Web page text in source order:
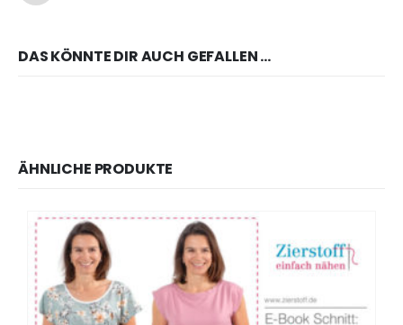
DAS KÖNNTE DIR AUCH GEFALLEN …
ÄHNLICHE PRODUKTE